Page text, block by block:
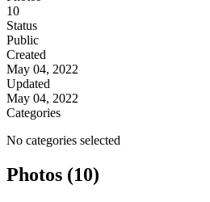
10
Status
Public
Created
May 04, 2022
Updated
May 04, 2022
Categories
No categories selected
Photos (10)